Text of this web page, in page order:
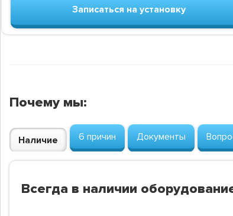
Записаться на установку
Почему мы:
Наличие 6 причин Документы
Всегда в наличии